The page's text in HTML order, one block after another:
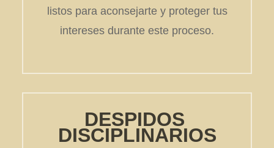
listos para aconsejarte y proteger tus
intereses durante este proceso.
DESPIDOS
DISCIPLINARIOS